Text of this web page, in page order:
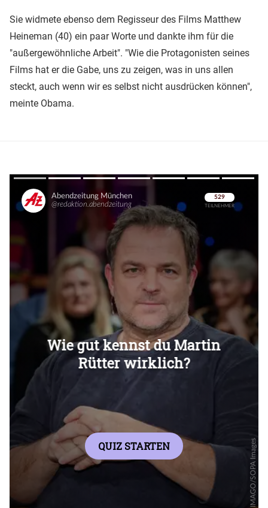
Sie widmete ebenso dem Regisseur des Films Matthew
Heineman (40) ein paar Worte und dankte ihm für die
"außergewöhnliche Arbeit". "Wie die Protagonisten seines
Films hat er die Gabe, uns zu zeigen, was in uns allen
steckt, auch wenn wir es selbst nicht ausdrücken können",
meinte Obama.
Überspringen
Überspringen